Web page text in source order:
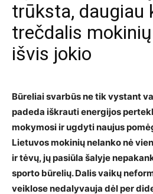
trūksta, daugiau
trečdalis
išvis jokio
Būreliai svarbūs ne tik vystant
padeda iškrauti energijos
mokymosi ir ugdyti naujus
Lietuvos mokinių nelanko nė
ir tėvų, jų pasiūla šalyje
sporto būrelių. Dalis vaikų
veiklose nedalyvauja dėl per